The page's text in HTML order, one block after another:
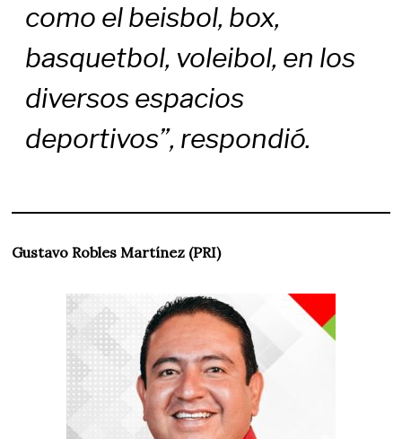
como el beisbol, box,
basquetbol, voleibol, en los
diversos espacios
deportivos”, respondió.
Gustavo Robles Martínez (PRI)